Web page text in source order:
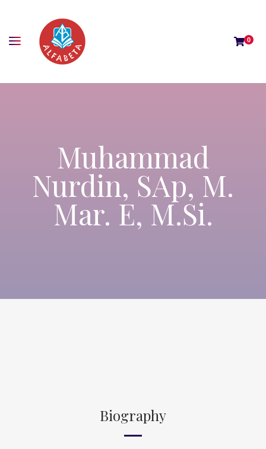
0
Muhammad
Nurdin, SAp, M.
Mar. E, M.Si.
Biography